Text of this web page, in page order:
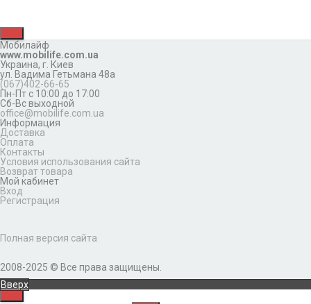
Мобилайф
www.mobilife.com.ua
Украина, г. Киев
ул. Вадима Гетьмана 48а
(067)402-66-65
Пн-Пт с 10:00 до 17:00
Сб-Вс выходной
office@mobilife.com.ua
Информация
Доставка
Оплата
Контакты
Условия использования сайта
Возврат товара
Мой кабинет
Вход
Регистрация
Полная версия сайта
2008-2025 © Все права защищены.
Вверх